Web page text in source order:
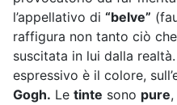
l’appellativo di “belve”
raffigura non tanto ciò
suscitata in lui dalla
espressivo è il colore,
Gogh. Le tinte sono pure